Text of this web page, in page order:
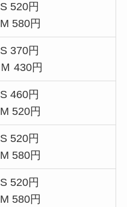
S 520円
M 580円
S 370円
Ｍ 430円
S 460円
M 520円
S 520円
M 580円
S 520円
M 580円